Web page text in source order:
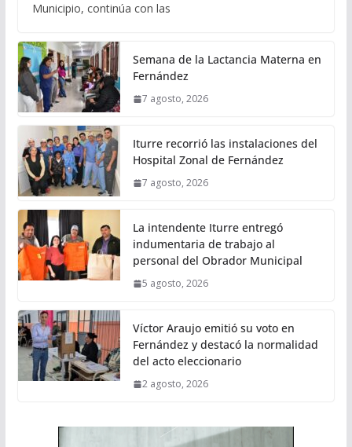
Municipio, continúa con las
Semana de la Lactancia Materna en
Fernández
7 agosto, 2026
Iturre recorrió las instalaciones del
Hospital Zonal de Fernández
7 agosto, 2026
La intendente Iturre entregó
indumentaria de trabajo al
personal del Obrador Municipal
5 agosto, 2026
Víctor Araujo emitió su voto en
Fernández y destacó la normalidad
del acto eleccionario
2 agosto, 2026